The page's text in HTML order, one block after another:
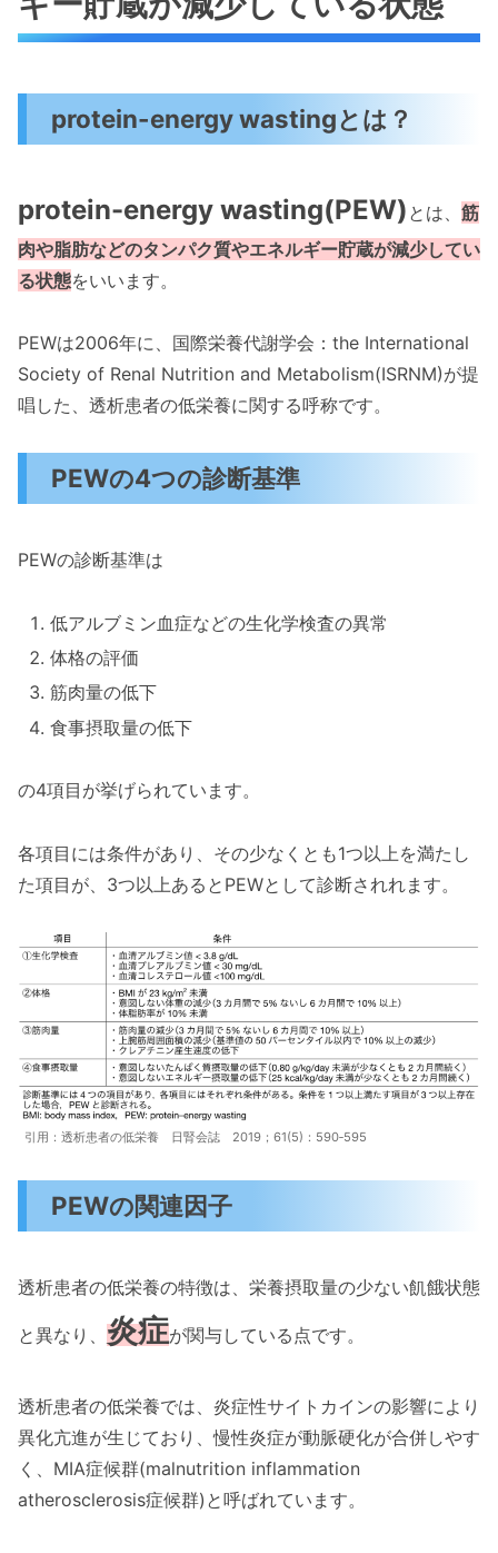
protein-energy wastingとは？
protein-energy wasting(PEW) とは、 筋
肉や脂肪などのタンパク質やエネルギー貯蔵が減少してい
る状態をいいます。
PEWは2006年に、国際栄養代謝学会：the International
Society of Renal Nutrition and Metabolism(ISRNM)が提
唱した、透析患者の低栄養に関する呼称です。
PEWの4つの診断基準
PEWの診断基準は
低アルブミン血症などの生化学検査の異常
体格の評価
筋肉量の低下
食事摂取量の低下
の4項目が挙げられています。
各項目には条件があり、その少なくとも1つ以上を満たし
た項目が、3つ以上あるとPEWとして診断されれます。
引用：透析患者の低栄養 日腎会誌 2019；61(5)：590‐595
PEWの関連因子
透析患者の低栄養の特徴は、栄養摂取量の少ない飢餓状態
と異なり、 炎症が関与している点です。
透析患者の低栄養では、炎症性サイトカインの影響により
異化亢進が生じており、慢性炎症が動脈硬化が合併しやす
く、MIA症候群(malnutrition inflammation
atherosclerosis症候群)と呼ばれています。